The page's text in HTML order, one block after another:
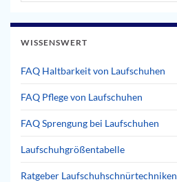
WISSENSWERT
FAQ Haltbarkeit von Laufschuhen
FAQ Pflege von Laufschuhen
FAQ Sprengung bei Laufschuhen
Laufschuhgrößentabelle
Ratgeber Laufschuhschnürtechniken